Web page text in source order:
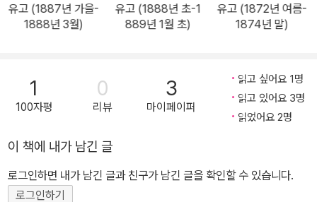
문화에 대한 회의를 표명하고, 위대한 창조자인 천재를 문화의 이상
으로 하였다. 이 사상은 《인간적인, 너무나 인간적인》(1878~1880)
이렇게 말했다》(1883~1885)를 펴냈는데 ‘신은 죽었다’라고 함으로
써 신의 사망에서 지상의 의의를 말하고, 영원회귀에 의하여 긍정적
인 생의 최고 형식을 보임은 물론 초인의 이상을 설파했다. 이 외에
《선악의 피안》(1886) 《도덕의 계보학》(1887)에 이어 《권력에의
의지》를 장기간 준비했으나 정신이상이 일어나 미완으로 끝났다. 니
체는 1889년 1월 3일 이탈리아의 토리노에서 발작을 일으킨 뒤부터
유고 (1887년 가을-
1888년 3월)
유고 (1888년 초-1
889년 1월 초)
유고 (1872년 여름-
1874년 말)
1
100자평
0
리뷰
3
마이페이퍼
읽고 싶어요 1명
읽고 있어요 3명
읽었어요 2명
이 책에 내가 남긴 글
로그인하면 내가 남긴 글과 친구가 남긴 글을 확인할 수 있습니다.
로그인하기